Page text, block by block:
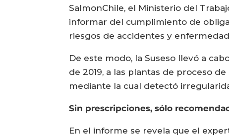
SalmonChile, el Ministerio del
informar del cumplimiento de
riesgos de accidentes y
De este modo, la Suseso llevó a
de 2019, a las plantas de proceso
mediante la cual detectó
Sin prescripciones, sólo
En el informe se revela que el